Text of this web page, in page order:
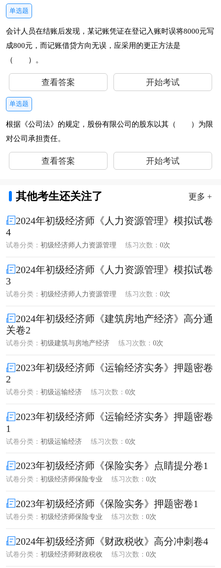
单选题
会计人员在结账后发现，某记账凭证在登记入账时误将8000元写
成800元，而记账借贷方向无误，应采用的更正方法是
（ ）。
查看答案 开始考试
单选题
根据《公司法》的规定，股份有限公司的股东以其（ ）为限
对公司承担责任。
查看答案 开始考试
其他考生还关注了 更多 +
2024年初级经济师《人力资源管理》模拟试卷
4
试卷分类： 初级经济师人力资源管理 练习次数： 0次
2024年初级经济师《人力资源管理》模拟试卷
3
试卷分类： 初级经济师人力资源管理 练习次数： 0次
2024年初级经济师《建筑房地产经济》高分通
关卷2
试卷分类： 初级建筑与房地产经济 练习次数： 0次
2023年初级经济师《运输经济实务》押题密卷
2
试卷分类： 初级运输经济 练习次数： 0次
2023年初级经济师《运输经济实务》押题密卷
1
试卷分类： 初级运输经济 练习次数： 0次
2023年初级经济师《保险实务》点睛提分卷1
试卷分类： 初级经济师保险专业 练习次数： 0次
2023年初级经济师《保险实务》押题密卷1
试卷分类： 初级经济师保险专业 练习次数： 0次
2024年初级经济师《财政税收》高分冲刺卷4
试卷分类： 初级经济师财政税收 练习次数： 0次